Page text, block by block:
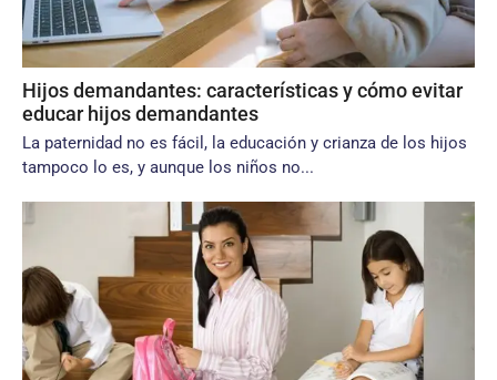
Hijos demandantes: características y cómo evitar
educar hijos demandantes
La paternidad no es fácil, la educación y crianza de los hijos
tampoco lo es, y aunque los niños no...